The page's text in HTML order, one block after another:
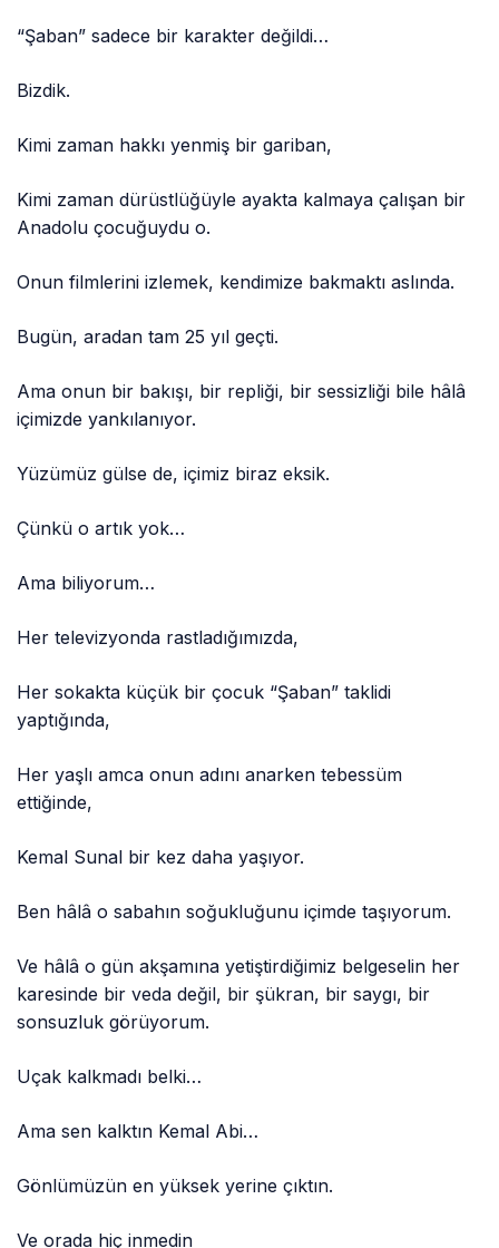
“Şaban” sadece bir karakter değildi…
Bizdik.
Kimi zaman hakkı yenmiş bir gariban,
Kimi zaman dürüstlüğüyle ayakta kalmaya çalışan bir
Anadolu çocuğuydu o.
Onun filmlerini izlemek, kendimize bakmaktı aslında.
Bugün, aradan tam 25 yıl geçti.
Ama onun bir bakışı, bir repliği, bir sessizliği bile hâlâ
içimizde yankılanıyor.
Yüzümüz gülse de, içimiz biraz eksik.
Çünkü o artık yok…
Ama biliyorum…
Her televizyonda rastladığımızda,
Her sokakta küçük bir çocuk “Şaban” taklidi
yaptığında,
Her yaşlı amca onun adını anarken tebessüm
ettiğinde,
Kemal Sunal bir kez daha yaşıyor.
Ben hâlâ o sabahın soğukluğunu içimde taşıyorum.
Ve hâlâ o gün akşamına yetiştirdiğimiz belgeselin her
karesinde bir veda değil, bir şükran, bir saygı, bir
sonsuzluk görüyorum.
Uçak kalkmadı belki…
Ama sen kalktın Kemal Abi…
Gönlümüzün en yüksek yerine çıktın.
Ve orada hiç inmedin